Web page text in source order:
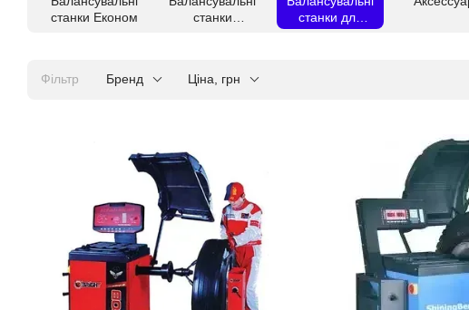
станки Економ
станки
станки для
вантажівок
Фільтр Бренд Ціна, грн